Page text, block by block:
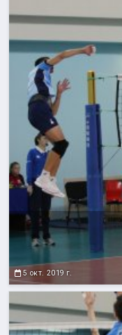
5 окт. 2019 г.